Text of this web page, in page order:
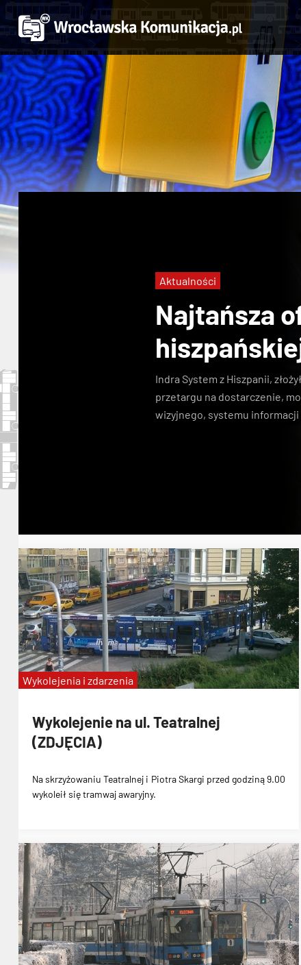
Najtańsza
Indra System z Hiszpanii,
przetargu na dostarczenie,
wizyjnego, systemu
Aktualności
Wykolejenie na ul. Teatralnej
(ZDJĘCIA)
Na skrzyżowaniu Teatralnej i Piotra Skargi przed godziną 9.00
wykoleił się tramwaj awaryjny.
Wykolejenia i zdarzenia